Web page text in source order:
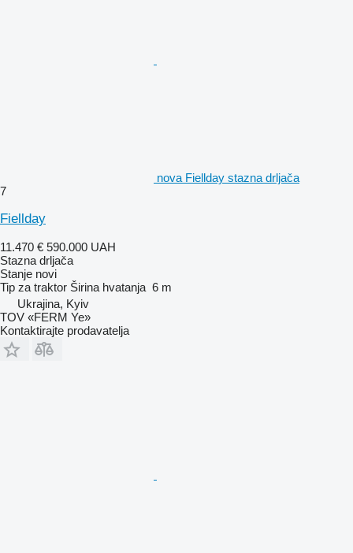
nova Fiellday stazna drljača
7
Fiellday
11.470 € 590.000 UAH
Stazna drljača
Stanje novi
Tip za traktor Širina hvatanja 6 m
Ukrajina, Kyiv
TOV «FERM Ye»
Kontaktirajte prodavatelja